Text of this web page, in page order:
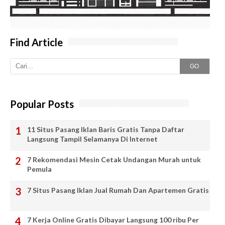
Find Article
GO
Popular Posts
11 Situs Pasang Iklan Baris Gratis Tanpa Daftar
Langsung Tampil Selamanya Di Internet
7 Rekomendasi Mesin Cetak Undangan Murah untuk
Pemula
7 Situs Pasang Iklan Jual Rumah Dan Apartemen Gratis
7 Kerja Online Gratis Dibayar Langsung 100 ribu Per